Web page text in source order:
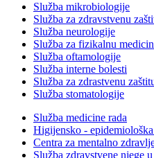
Služba mikrobiologije
Služba za zdravstvenu
Služba neurologije
Služba za fizikalnu
Služba oftamologije
Služba interne bolesti
Služba za zdrastvenu
Služba stomatologije
Služba medicine rada
Higijensko -
Centra za mentalno
Služba zdravstvene njege